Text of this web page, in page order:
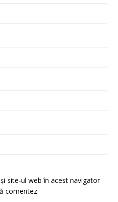
site-ul web în acest navigator
comentez.